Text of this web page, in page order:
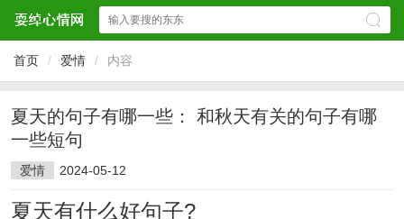
首页 / 爱情 / 内容
夏天的句子有哪一些： 和秋天有关的句子有哪
一些短句
爱情 2024-05-12
夏天有什么好句子?